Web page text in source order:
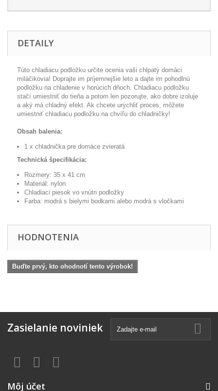
DETAILY
Túto chladiacu podložku určite ocenia vaši chlpatý domáci
miláčikovia! Doprajte im príjemnejšie leto a dajte im pohodlnú
podložku na chladenie v horúcich dňoch. Chladiacu podložku
stačí umiestniť do tieňa a potom len pozorujte, ako dobre izoluje
a aký má chladný efekt. Ak chcete urýchliť proces, môžete
umiestniť chladiacu podložku na chvíľu do chladničky!
Obsah balenia:
1 x chladnička pre domáce zvieratá
Technická špecifikácia:
Rozmery: 35 x 41 cm
Materiál: nylon
Chladiaci piesok vo vnútri podložky
Farba: modrá s bielymi bodkami alebo modrá s vločkami
HODNOTENIA
Buďte prvý, kto ohodnotí tento výrobok!
Zasielanie noviniek
Môj účet